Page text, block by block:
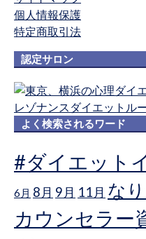
個人情報保護
特定商取引法
認定サロン
よく検索されるワード
#ダイエット
6月 8月 9月 11月 な
カウンセラー